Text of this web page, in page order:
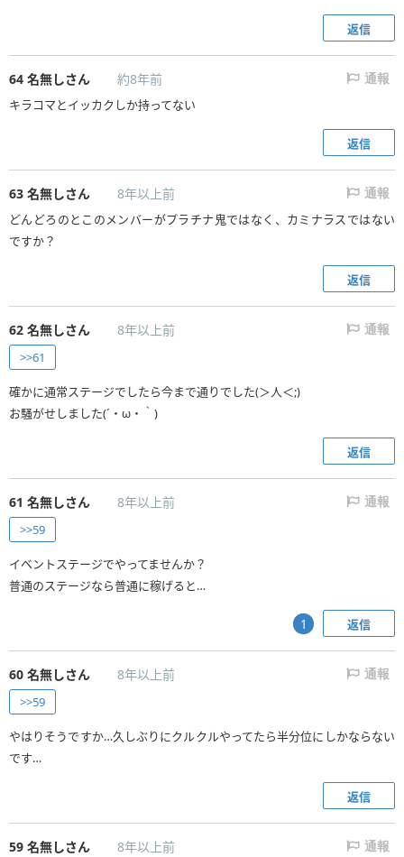
返信
64 名無しさん 約8年前 通報
キラコマとイッカクしか持ってない
返信
63 名無しさん 8年以上前 通報
どんどろのとこのメンバーがプラチナ鬼ではなく、カミナラスではない
ですか？
返信
62 名無しさん 8年以上前 通報
>>61
確かに通常ステージでしたら今まで通りでした(＞人＜;)
お騒がせしました(´・ω・｀)
返信
61 名無しさん 8年以上前 通報
>>59
イベントステージでやってませんか？
普通のステージなら普通に稼げると…
返信
1
60 名無しさん 8年以上前 通報
>>59
やはりそうですか…久しぶりにクルクルやってたら半分位にしかならない
です…
返信
59 名無しさん 8年以上前 通報